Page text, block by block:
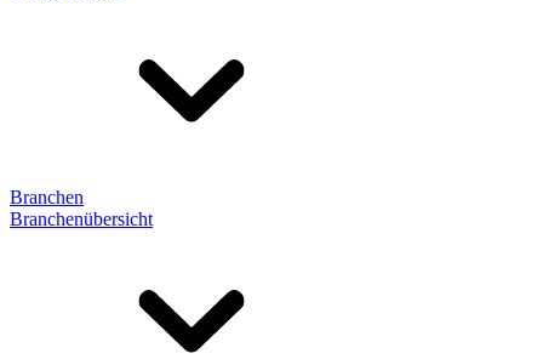
Branchen
Branchenübersicht